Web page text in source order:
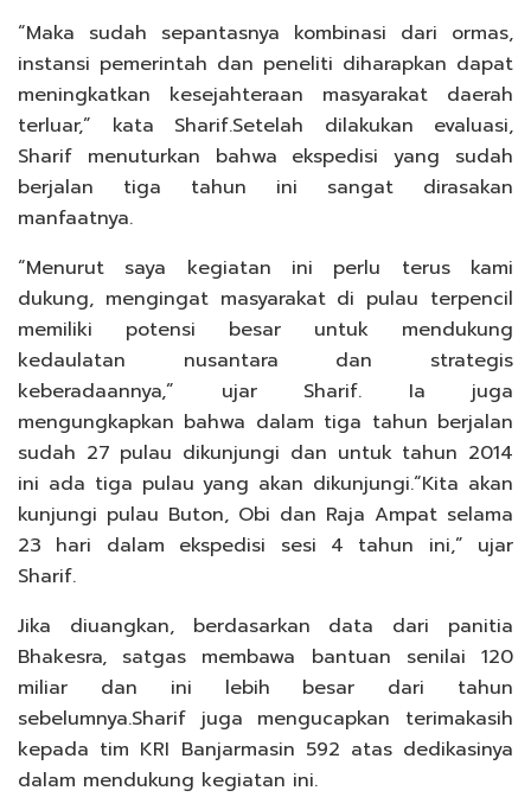
“Maka sudah sepantasnya kombinasi dari ormas,
instansi pemerintah dan peneliti diharapkan dapat
meningkatkan kesejahteraan masyarakat daerah
terluar,” kata Sharif.Setelah dilakukan evaluasi,
Sharif menuturkan bahwa ekspedisi yang sudah
berjalan tiga tahun ini sangat dirasakan
manfaatnya.
“Menurut saya kegiatan ini perlu terus kami
dukung, mengingat masyarakat di pulau terpencil
memiliki potensi besar untuk mendukung
kedaulatan nusantara dan strategis
keberadaannya,” ujar Sharif. Ia juga
mengungkapkan bahwa dalam tiga tahun berjalan
sudah 27 pulau dikunjungi dan untuk tahun 2014
ini ada tiga pulau yang akan dikunjungi.“Kita akan
kunjungi pulau Buton, Obi dan Raja Ampat selama
23 hari dalam ekspedisi sesi 4 tahun ini,” ujar
Sharif.
Jika diuangkan, berdasarkan data dari panitia
Bhakesra, satgas membawa bantuan senilai 120
miliar dan ini lebih besar dari tahun
sebelumnya.Sharif juga mengucapkan terimakasih
kepada tim KRI Banjarmasin 592 atas dedikasinya
dalam mendukung kegiatan ini.